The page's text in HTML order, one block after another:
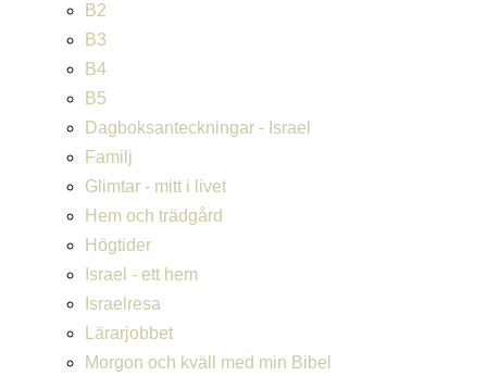
B2
B3
B4
B5
Dagboksanteckningar - Israel
Familj
Glimtar - mitt i livet
Hem och trädgård
Högtider
Israel - ett hem
Israelresa
Lärarjobbet
Morgon och kväll med min Bibel